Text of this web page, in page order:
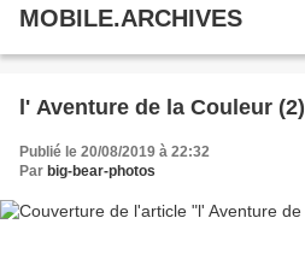
MOBILE.ARCHIVES
l' Aventure de la Couleur (2)
Publié le 20/08/2019 à 22:32
Par big-bear-photos